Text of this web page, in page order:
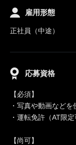
雇用形態
正社員（中途）
応募資格
【必須】
・写真や動画など
・運転免許（AT限定
【尚可】